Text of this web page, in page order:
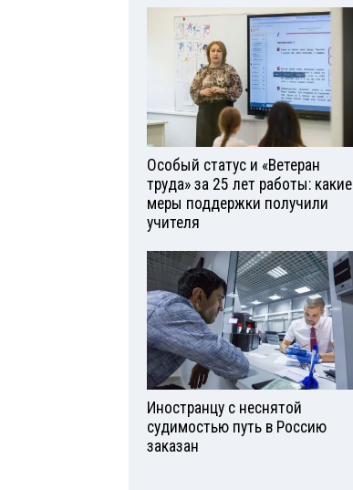
Особый статус и «Ветеран
труда» за 25 лет работы: какие
меры поддержки получили
учителя
Иностранцу с неснятой
судимостью путь в Россию
заказан